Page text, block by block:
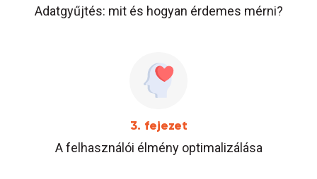
Adatgyűjtés: mit és hogyan érdemes mérni?
3. fejezet
A felhasználói élmény optimalizálása